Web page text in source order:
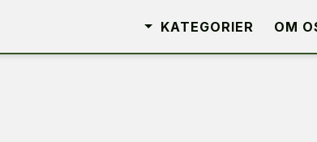
KATEGORIER OM